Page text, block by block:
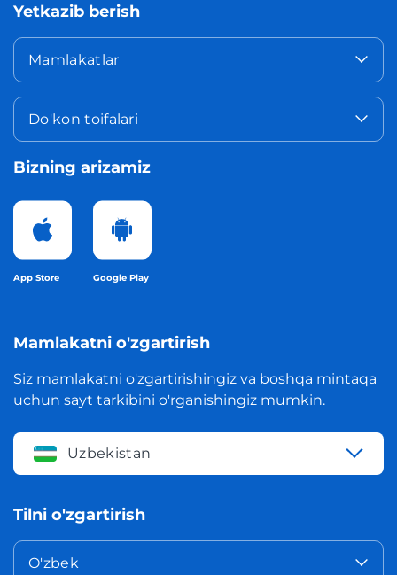
Yetkazib berish
Mamlakatlar
Do'kon toifalari
Bizning arizamiz
App Store Google Play
Mamlakatni o'zgartirish
Siz mamlakatni o'zgartirishingiz va boshqa mintaqa
uchun sayt tarkibini o'rganishingiz mumkin.
Uzbekistan
Tilni o'zgartirish
O'zbek